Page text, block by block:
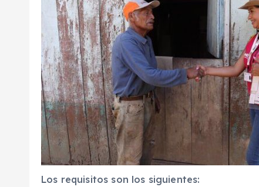
Los requisitos son los siguientes: